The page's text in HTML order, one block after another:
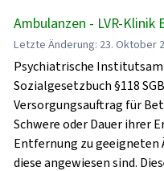
Ambulanzen - LVR-Klinik
Letzte Änderung: 23. Oktober
Psychiatrische
Sozialgesetzbuch §118
Versorgungsauftrag für
Schwere oder Dauer ihrer
Entfernung zu geeigneten
diese angewiesen sind.